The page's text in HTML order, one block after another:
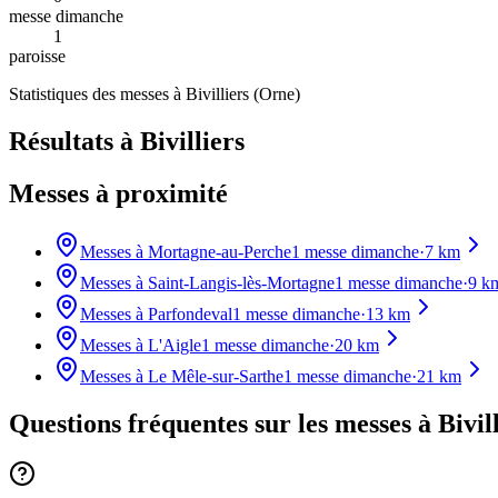
messe dimanche
1
paroisse
Statistiques des messes à Bivilliers (Orne)
Résultats à Bivilliers
Messes à proximité
Messes à Mortagne-au-Perche1 messe dimanche·7 km
Messes à Saint-Langis-lès-Mortagne1 messe dimanche·9
Messes à Parfondeval1 messe dimanche·13 km
Messes à L'Aigle1 messe dimanche·20 km
Messes à Le Mêle-sur-Sarthe1 messe dimanche·21 km
Questions fréquentes sur les messes à